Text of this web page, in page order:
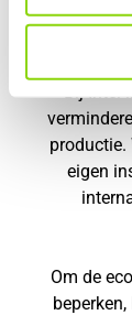
van
productie.
eigen
Om de